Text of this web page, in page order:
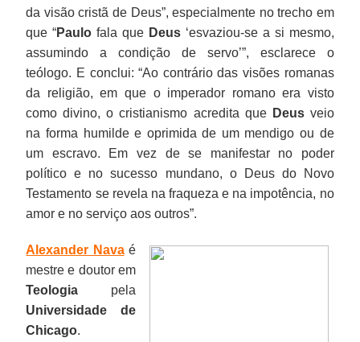
da visão cristã de Deus”, especialmente no trecho em
que “Paulo fala que Deus ‘esvaziou-se a si mesmo,
assumindo a condição de servo’”, esclarece o
teólogo. E conclui: “Ao contrário das visões romanas
da religião, em que o imperador romano era visto
como divino, o cristianismo acredita que Deusveio
na forma humilde e oprimida de um mendigo ou de
um escravo. Em vez de se manifestar no poder
político e no sucesso mundano, o Deus do Novo
Testamento se revela na fraqueza e na impotência, no
amor e no serviço aos outros”.
Alexander Navaé
mestre e doutor em
Teologia pela
Universidade de
Chicago.